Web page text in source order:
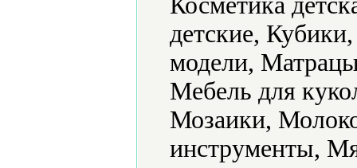
детские,
модели,
Мебель для
Мозаики,
инструменты,